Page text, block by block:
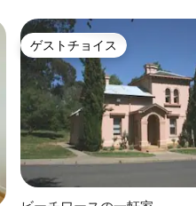
ゲストチョイス
ゲストチョイス